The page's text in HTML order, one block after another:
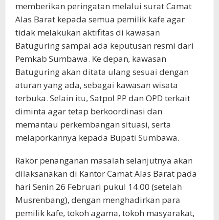
memberikan peringatan melalui surat Camat
Alas Barat kepada semua pemilik kafe agar
tidak melakukan aktifitas di kawasan
Batuguring sampai ada keputusan resmi dari
Pemkab Sumbawa. Ke depan, kawasan
Batuguring akan ditata ulang sesuai dengan
aturan yang ada, sebagai kawasan wisata
terbuka. Selain itu, Satpol PP dan OPD terkait
diminta agar tetap berkoordinasi dan
memantau perkembangan situasi, serta
melaporkannya kepada Bupati Sumbawa.
Rakor penanganan masalah selanjutnya akan
dilaksanakan di Kantor Camat Alas Barat pada
hari Senin 26 Februari pukul 14.00 (setelah
Musrenbang), dengan menghadirkan para
pemilik kafe, tokoh agama, tokoh masyarakat,